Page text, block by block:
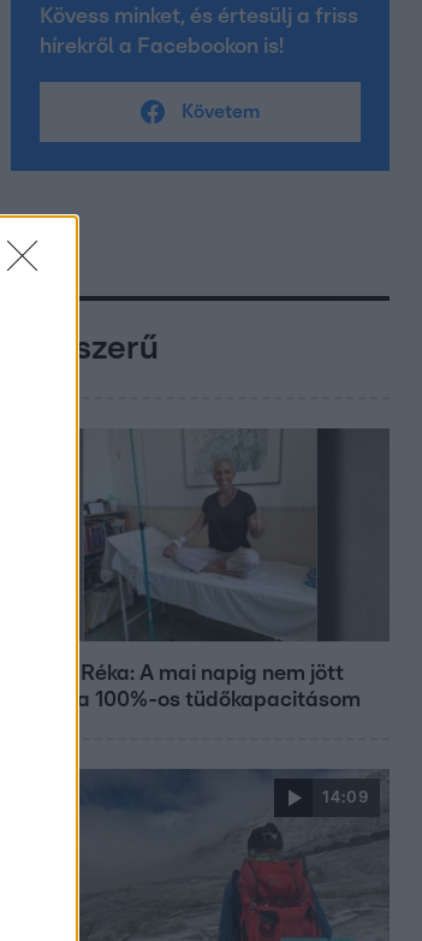
Kövess minket, és értesülj a friss
hírekről a Facebookon is!
Követem
Népszerű
Rubint Réka: A mai napig nem jött
vissza a 100%-os tüdőkapacitásom
14:09